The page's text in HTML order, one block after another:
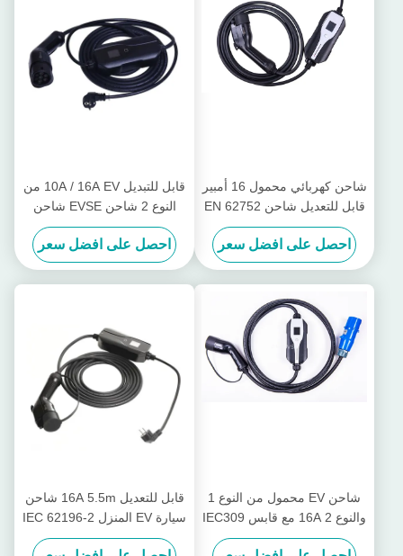
شاحن كهربائي محمول 16 أمبير
قابل للتعديل شاحن EN 62752
EV سريع
احصل على افضل سعر
قابل للتبديل 10A / 16A EV من
النوع 2 شاحن EVSE شاحن
السيارة الكهربائية للسيارة
احصل على افضل سعر
شاحن EV محمول من النوع 1
والنوع 2 16A مع قابس IEC309
CEE
قابل للتعديل 16A 5.5m شاحن
سيارة EV المنزل IEC 62196-2
Type2 Plug